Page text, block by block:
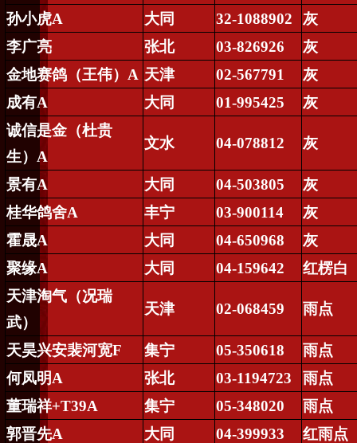
孙小虎A 大同 32-1088902
灰
李广亮
张北 03-826926
灰
金地赛鸽（王伟） A 天津 02-567791
灰
成有A 大同 01-995425
灰
诚信是金（杜贵
生） A
文水 04-078812 灰
景有A 大同 04-503805
灰
桂华鸽舍A 丰宁 03-900114
灰
霍晟A 大同 04-650968
灰
聚缘A 大同 04-159642
红楞白
天津淘气（况瑞
武）
天津 02-068459 雨点
天昊兴安裴河宽F 集宁 05-350618
雨点
何凤明A 张北 03-1194723
雨点
董瑞祥+T39A 集宁 05-348020
雨点
郭晋先A 大同 04-399933
红雨点